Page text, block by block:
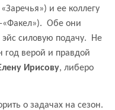
и ее коллегу
«Факел»). Обе они
силовую подачу.
Не
год верой и правдой
Ирисову, либеро
о задачах на сезон.